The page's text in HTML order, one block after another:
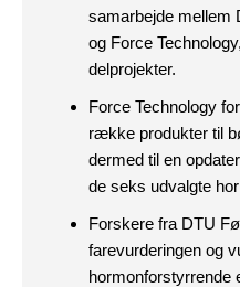
samarbejde mellem
og Force
delprojekter.
Force Technology
række produkter til
dermed til en
de seks udvalgte
Forskere fra DTU
farevurderingen og
hormonforstyrrende